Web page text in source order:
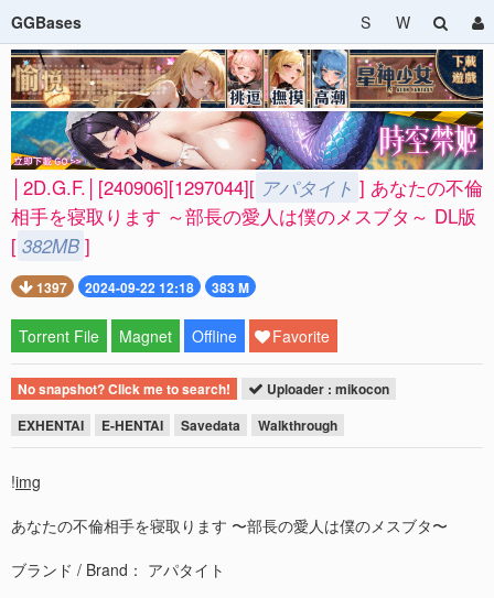
GGBases S W
│2D.G.F.│[240906][1297044][ アパタイト ] あなたの不倫
相手を寝取ります ～部長の愛人は僕のメスブタ～ DL版
[ 382MB ]
1397 2024-09-22 12:18 383 M
Torrent File Magnet Offline Favorite
No snapshot? Click me to search!
Uploader : mikocon
EXHENTAI
E-HENTAI Savedata Walkthrough
!img
あなたの不倫相手を寝取ります 〜部長の愛人は僕のメスブタ〜
ブランド / Brand： アパタイト